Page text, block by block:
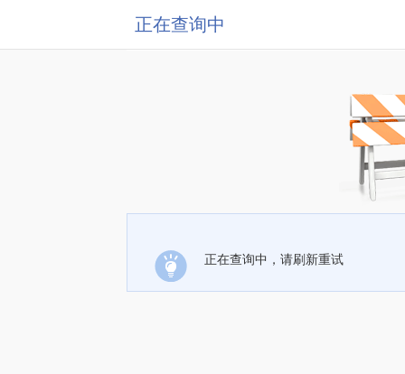
正在查询中
正在查询中，请刷新重试